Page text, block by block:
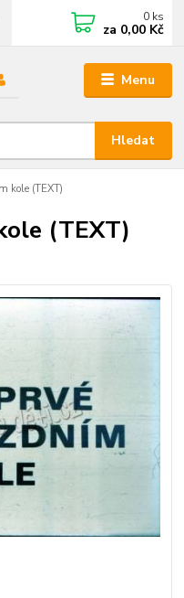
Menu
Hledat
0 ks
za 0,00 Kč
kole (TEXT)
(TEXT)